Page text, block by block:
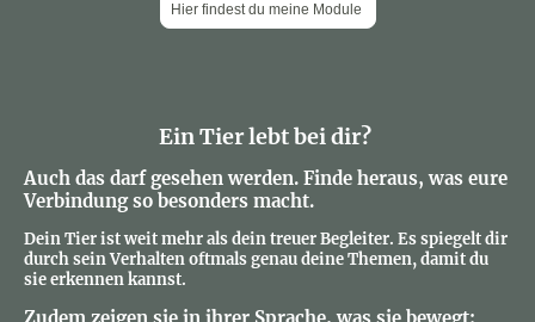
Hier findest du meine Module
Ein Tier lebt bei dir?
Auch das darf gesehen werden. Finde heraus, was eure
Verbindung so besonders macht.
Dein Tier ist weit mehr als dein treuer Begleiter. Es spiegelt dir
durch sein Verhalten oftmals genau deine Themen, damit du
sie erkennen kannst.